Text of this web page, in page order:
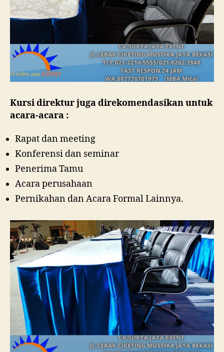
Kursi direktur juga direkomendasikan untuk
acara-acara :
Rapat dan meeting
Konferensi dan seminar
Penerima Tamu
Acara perusahaan
Pernikahan dan Acara Formal Lainnya.